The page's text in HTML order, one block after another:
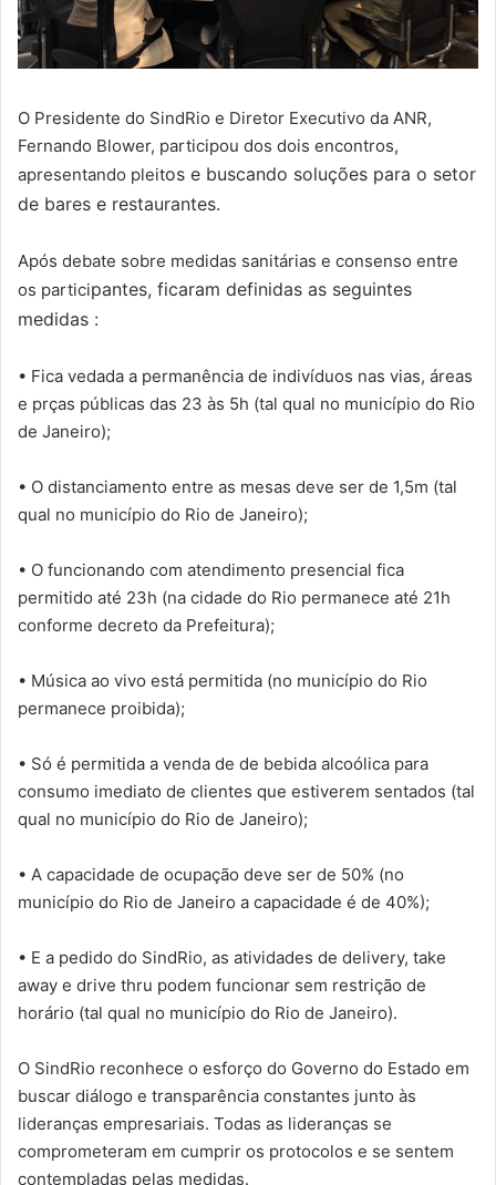
O Presidente do SindRio e Diretor Executivo da ANR,
Fernando Blower, participou dos dois encontros,
apresentando pleitos e buscando soluções para o setor
de bares e restaurantes.
Após debate sobre medidas sanitárias e consenso entre
os participantes, ficaram definidas as seguintes
medidas :
• Fica vedada a permanência de indivíduos nas vias, áreas
e prças públicas das 23 às 5h (tal qual no município do Rio
de Janeiro);
• O distanciamento entre as mesas deve ser de 1,5m (tal
qual no município do Rio de Janeiro);
• O funcionando com atendimento presencial fica
permitido até 23h (na cidade do Rio permanece até 21h
conforme decreto da Prefeitura);
• Música ao vivo está permitida (no município do Rio
permanece proibida);
• Só é permitida a venda de de bebida alcoólica para
consumo imediato de clientes que estiverem sentados (tal
qual no município do Rio de Janeiro);
• A capacidade de ocupação deve ser de 50% (no
município do Rio de Janeiro a capacidade é de 40%);
• E a pedido do SindRio, as atividades de delivery, take
away e drive thru podem funcionar sem restrição de
horário (tal qual no município do Rio de Janeiro).
O SindRio reconhece o esforço do Governo do Estado em
buscar diálogo e transparência constantes junto às
lideranças empresariais. Todas as lideranças se
comprometeram em cumprir os protocolos e se sentem
contempladas pelas medidas.